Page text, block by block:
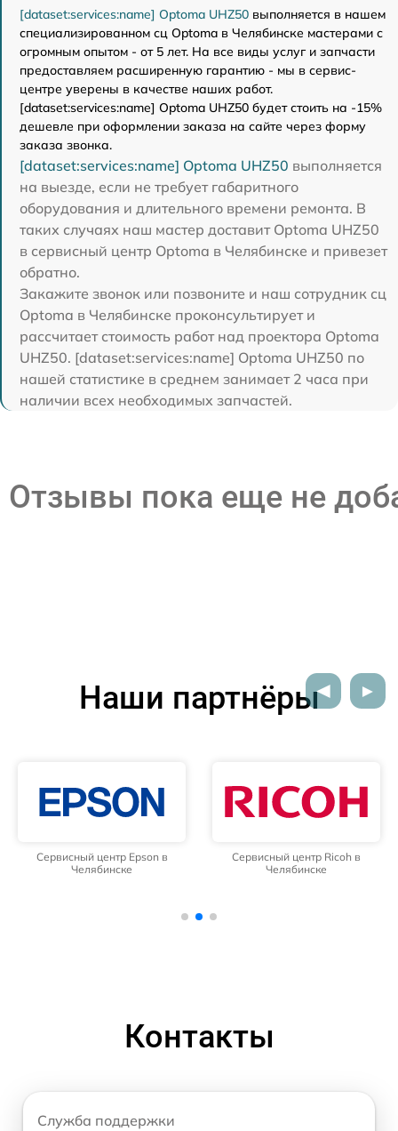
[dataset:services:name] Optoma UHZ50 выполняется в нашем
специализированном сц Optoma в Челябинске мастерами с
огромным опытом - от 5 лет. На все виды услуг и запчасти
предоставляем расширенную гарантию - мы в сервис-
центре уверены в качестве наших работ.
[dataset:services:name] Optoma UHZ50 будет стоить на -15%
дешевле при оформлении заказа на сайте через форму
заказа звонка.
[dataset:services:name] Optoma UHZ50 выполняется
на выезде, если не требует габаритного
оборудования и длительного времени ремонта. В
таких случаях наш мастер доставит Optoma UHZ50
в сервисный центр Optoma в Челябинске и привезет
обратно.
Закажите звонок или позвоните и наш сотрудник сц
Optoma в Челябинске проконсультирует и
рассчитает стоимость работ над проектора Optoma
UHZ50. [dataset:services:name] Optoma UHZ50 по
нашей статистике в среднем занимает 2 часа при
наличии всех необходимых запчастей.
Отзывы пока еще не
Наши партнёры
Сервисный центр Epson в
Челябинске
Сервисный центр Ricoh в
Челябинске
Контакты
Служба поддержки